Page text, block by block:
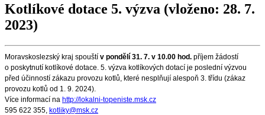
Kotlíkové dotace 5. výzva (vloženo: 28. 7.
2023)
Moravskoslezský kraj spouští v pondělí 31. 7. v 10.00 hod. příjem žádostí
o poskytnutí kotlíkové dotace. 5. výzva kotlíkových dotací je poslední výzvou
před účinností zákazu provozu kotlů, které nesplňují alespoň 3. třídu (zákaz
provozu kotlů od 1. 9. 2024).
Více informací na http://lokalni-topeniste.msk.cz
595 622 355, kotliky@msk.cz